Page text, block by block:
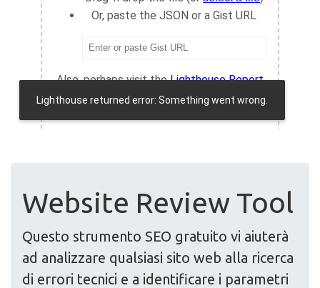
Website Review Tool
Questo strumento SEO gratuito vi aiuterà
ad analizzare qualsiasi sito web alla ricerca
di errori tecnici e a identificare i parametri